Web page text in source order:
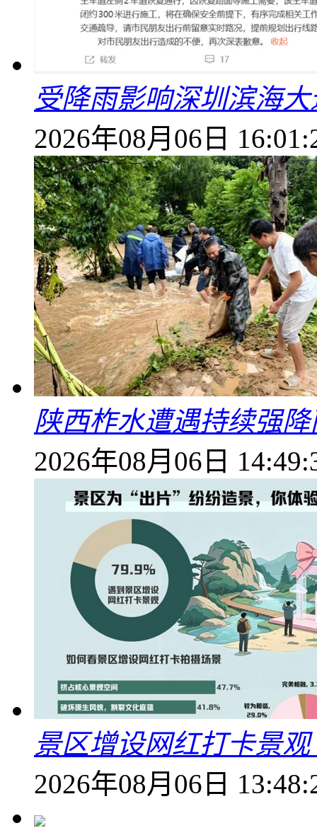
受降雨影响深圳滨海
2026年08月06日
陕西柞水遭遇持续强
2026年08月06日
景区增设网红打卡景
2026年08月06日